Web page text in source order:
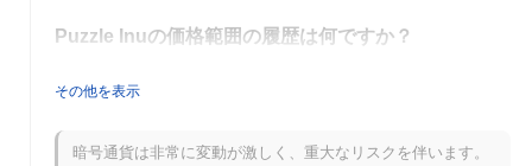
Puzzle Inuの価格範囲の履歴は何ですか？
史上最安値（ATL）：
Puzzle Inuは現在、ATHより~3.66% 低く取引されています .
その他を表示
暗号通貨は非常に変動が激しく、重大なリスクを伴います。